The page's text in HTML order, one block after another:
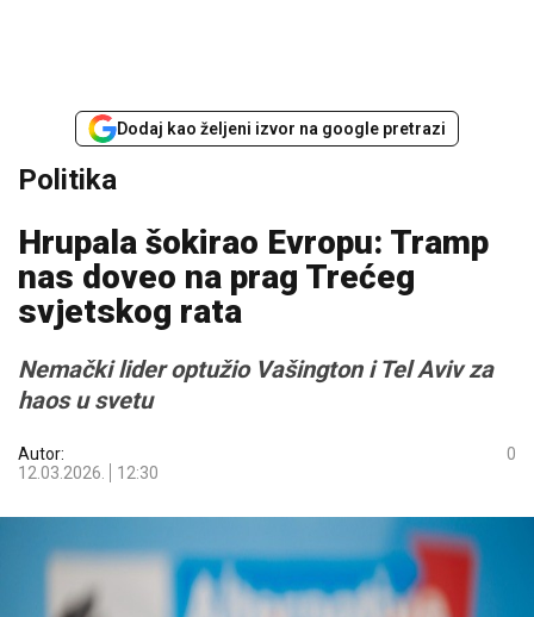
Dodaj kao željeni izvor na google pretrazi
Politika
Hrupala šokirao Evropu: Tramp
nas doveo na prag Trećeg
svјetskog rata
Nemački lider optužio Vašington i Tel Aviv za
haos u svetu
Autor:
12.03.2026.
12:30
0